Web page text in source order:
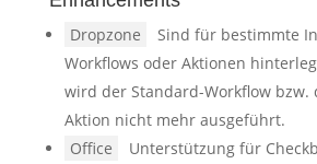
Dropzone
Sind für bestimmte
Workflows oder Aktionen
wird der Standard-Workflow bzw.
Aktion nicht mehr ausgeführt.
Office
Unterstützung für